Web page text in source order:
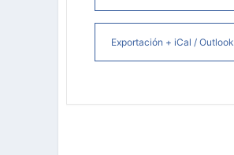
Exportación + iCal / Outlook